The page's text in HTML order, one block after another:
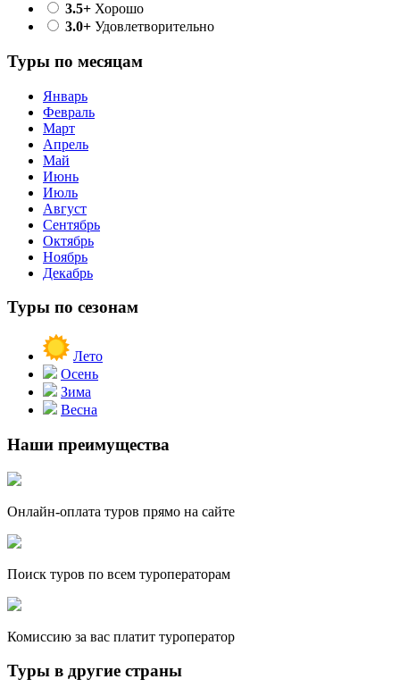
3.5+ Хорошо
3.0+ Удовлетворительно
Туры по месяцам
Январь
Февраль
Март
Апрель
Май
Июнь
Июль
Август
Сентябрь
Октябрь
Ноябрь
Декабрь
Туры по сезонам
Лето
Осень
Зима
Весна
Наши преимущества
Онлайн-оплата туров прямо на сайте
Поиск туров по всем туроператорам
Комиссию за вас платит туроператор
Туры в другие страны